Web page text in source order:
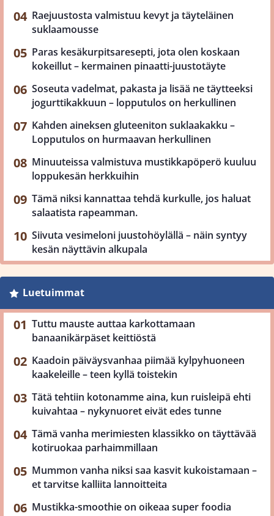
Raejuustosta valmistuu kevyt ja täyteläinen
suklaamousse
Paras kesäkurpitsaresepti, jota olen koskaan
kokeillut – kermainen pinaatti-juustotäyte
Soseuta vadelmat, pakasta ja lisää ne täytteeksi
jogurttikakkuun – lopputulos on herkullinen
Kahden aineksen gluteeniton suklaakakku –
Lopputulos on hurmaavan herkullinen
Minuuteissa valmistuva mustikkapöperö kuuluu
loppukesän herkkuihin
Tämä niksi kannattaa tehdä kurkulle, jos haluat
salaatista rapeamman.
Siivuta vesimeloni juustohöylällä – näin syntyy
kesän näyttävin alkupala
Luetuimmat
Tuttu mauste auttaa karkottamaan
banaanikärpäset keittiöstä
Kaadoin päiväysvanhaa piimää kylpyhuoneen
kaakeleille – teen kyllä toistekin
Tätä tehtiin kotonamme aina, kun ruisleipä ehti
kuivahtaa – nykynuoret eivät edes tunne
Tämä vanha merimiesten klassikko on täyttävää
kotiruokaa parhaimmillaan
Mummon vanha niksi saa kasvit kukoistamaan –
et tarvitse kalliita lannoitteita
Mustikka-smoothie on oikeaa super foodia